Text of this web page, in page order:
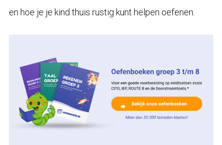
en hoe je je kind thuis rustig kunt helpen oefenen.